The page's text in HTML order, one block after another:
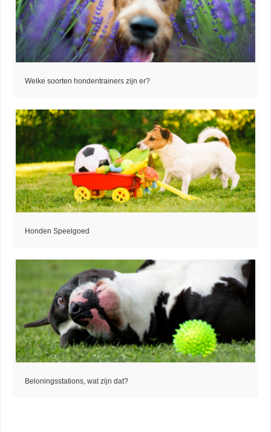
Welke soorten hondentrainers zijn er?
Honden Speelgoed
Beloningsstations, wat zijn dat?